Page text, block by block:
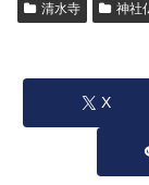
清水寺 神社
X